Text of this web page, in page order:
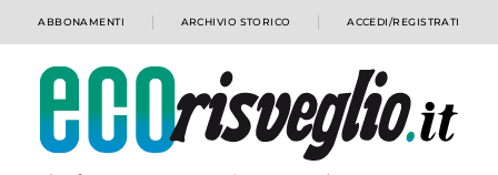
ABBONAMENTI ARCHIVIO STORICO ACCEDI/REGISTRATI